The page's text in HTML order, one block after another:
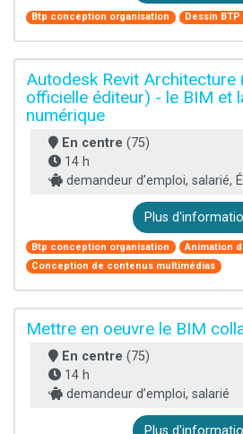
Btp conception organisation Dessin
Autodesk Revit Architecture
officielle éditeur) - le BIM et
numérique
En centre (75)
14 h
demandeur d’emploi, salarié,
Plus
Btp conception organisation
Animation
Conception de contenus multimédias
Mettre en oeuvre le BIM
En centre (75)
14 h
demandeur d’emploi, salarié
Plus